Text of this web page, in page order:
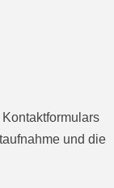
und die